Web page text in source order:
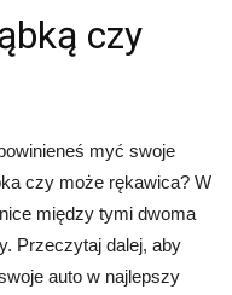
czy
myć swoje
czy może rękawica? W
między tymi dwoma
Przeczytaj dalej, aby
auto w najlepszy